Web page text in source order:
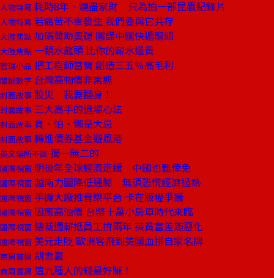
人物特寫 耗時8年、燒盡家財 只為拍一部昆蟲紀錄片
人物特寫 若痛苦不幸發生 我們要與它共存
大陸焦點 加碼贊助奧運 圖謀中國快遞龍頭
大陸焦點 一顆水龍頭 比你的薪水還貴
管理小品 把工程師當寶 創造三五％高毛利
關鍵數字 台灣高物價非常態
封面故事 股災 我要翻身！
封面故事 三大高手的退場心法
封面故事 貪、怕、懶是大忌
封面故事 轉進債券基金避風港
英文無所不談 獨一無二的
國際視窗 明後年全球經濟走緩 中國也難倖免
國際視窗 越南力圖降低通膨 無須恐慌經濟過熱
國際視窗 手機大廠推音樂平台 卡在版權爭議
國際視窗 因應高油價 台幣十萬小房車時代來臨
國際視窗 總裁週薪抵員工拚兩年 英貧富差距惡化
國際視窗 美元走貶 歐洲客飛到美國血拼自家名牌
商周書摘 胡雪巖
商周書摘 這九種人的錢最好賺！